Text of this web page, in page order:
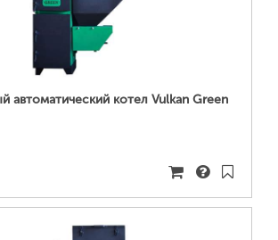
ПОДРОБНЕЕ...
автоматический котел Vulkan Green